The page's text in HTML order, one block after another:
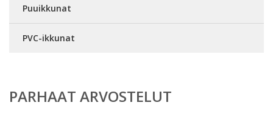
Puuikkunat
PVC-ikkunat
PARHAAT ARVOSTELUT